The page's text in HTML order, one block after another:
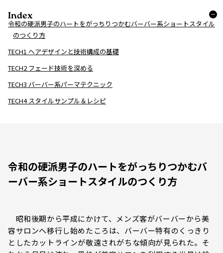
Index
令和の硬派男子のハートをがっちりつかむバーバー系ショートスタイル
のつくり方
TECH1 ヘアデザインと技術構成の基礎
TECH2 フェード技術を深める
TECH3 バーバー系パーマテクニック
TECH4 スタイルサンプル＆レシピ
令和の硬派男子のハートをがっちりつかむバ
ーバー系ショートスタイルのつくり方
昭和後期から平成にかけて、メンズ客がバーバーから美
容サロンへ移行し始めたころは、バーバー特有のくっきり
としたカットラインが敬遠されがちな傾向が見られた。そ